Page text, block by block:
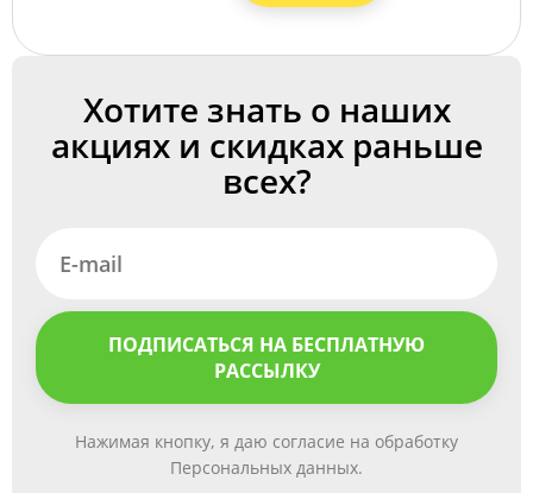
Хотите знать о наших
акциях и скидках раньше
всех?
ПОДПИСАТЬСЯ НА БЕСПЛАТНУЮ
РАССЫЛКУ
Нажимая кнопку, я даю согласие на обработку
Персональных данных.